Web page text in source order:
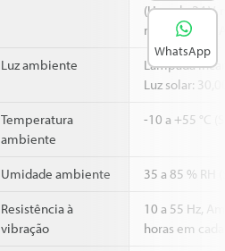
(Usando 24 V,
máx. de 28
Luz ambiente
Lâmpada
Luz solar:
Temperatura
ambiente
-10 a +55 °C
Umidade ambiente 35 a 85 % RH
Resistência à
vibração
10 a 55 Hz,
horas em
WhatsApp